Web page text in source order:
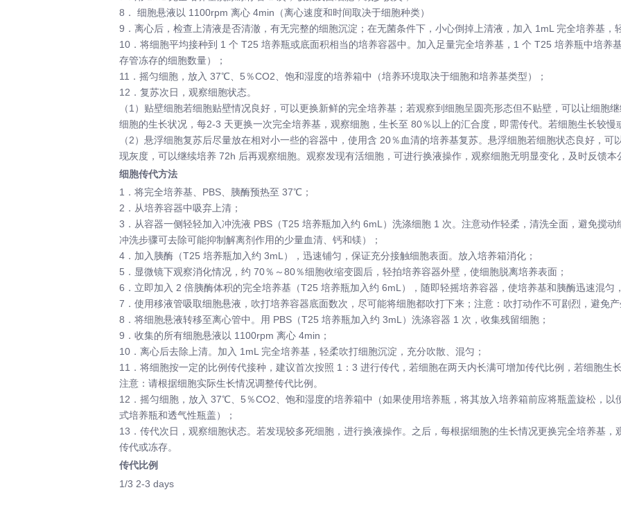
8． 细胞悬液以 1100rpm 离心 4min（离心速度和时间取决于细胞种类）
9．离心后，检查上清液是否清澈，有无完整的细胞沉淀；在无菌条件下，小心倒掉上清液，加入 1mL 完全培养基，
10．将细胞平均接种到 1 个 T25 培养瓶或底面积相当的培养容器中。加入足量完全培养基，1 个 T25 培养瓶中培养
存管冻存的细胞数量）；
11．摇匀细胞，放入 37℃、5％CO2、饱和湿度的培养箱中（培养环境取决于细胞和培养基类型）；
12．复苏次日，观察细胞状态。
（1）贴壁细胞若细胞贴壁情况良好，可以更换新鲜的完全培养基；若观察到细胞呈圆亮形态但不贴壁，可以让细胞
细胞的生长状况，每2-3 天更换一次完全培养基，观察细胞，生长至 80％以上的汇合度，即需传代。若细胞生长较慢
（2）悬浮细胞复苏后尽量放在相对小一些的容器中，使用含 20％血清的培养基复苏。悬浮细胞若细胞状态良好，
现灰度，可以继续培养 72h 后再观察细胞。观察发现有活细胞，可进行换液操作，观察细胞无明显变化，及时反馈本
细胞传代方法
1．将完全培养基、PBS、胰酶预热至 37℃；
2．从培养容器中吸弃上清；
3．从容器一侧轻轻加入冲洗液 PBS（T25 培养瓶加入约 6mL）洗涤细胞 1 次。注意动作轻柔，清洗全面，避免搅动
冲洗步骤可去除可能抑制解离剂作用的少量血清、钙和镁）；
4．加入胰酶（T25 培养瓶加入约 3mL），迅速铺匀，保证充分接触细胞表面。放入培养箱消化；
5．显微镜下观察消化情况，约 70％～80％细胞收缩变圆后，轻拍培养容器外壁，使细胞脱离培养表面；
6．立即加入 2 倍胰酶体积的完全培养基（T25 培养瓶加入约 6mL），随即轻摇培养容器，使培养基和胰酶迅速混匀
7．使用移液管吸取细胞悬液，吹打培养容器底面数次，尽可能将细胞都吹打下来；注意：吹打动作不可剧烈，避免产
8．将细胞悬液转移至离心管中。用 PBS（T25 培养瓶加入约 3mL）洗涤容器 1 次，收集残留细胞；
9．收集的所有细胞悬液以 1100rpm 离心 4min；
10．离心后去除上清。加入 1mL 完全培养基，轻柔吹打细胞沉淀，充分吹散、混匀；
11．将细胞按一定的比例传代接种，建议首次按照 1：3 进行传代，若细胞在两天内长满可增加传代比例，若细胞生
注意：请根据细胞实际生长情况调整传代比例。
12．摇匀细胞，放入 37℃、5％CO2、饱和湿度的培养箱中（如果使用培养瓶，将其放入培养箱前应将瓶盖旋松，以
式培养瓶和透气性瓶盖）；
13．传代次日，观察细胞状态。若发现较多死细胞，进行换液操作。之后，每根据细胞的生长情况更换完全培养基
传代或冻存。
传代比例
1/3 2-3 days